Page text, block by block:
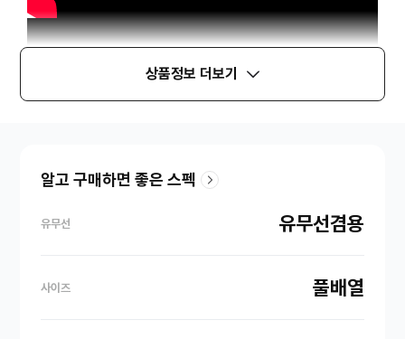
상품정보 더보기
알고 구매하면 좋은 스펙
유무선 유무선겸용
사이즈 풀배열